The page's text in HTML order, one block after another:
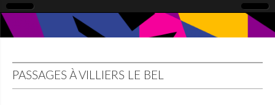
PASSAGES À VILLIERS LE BEL